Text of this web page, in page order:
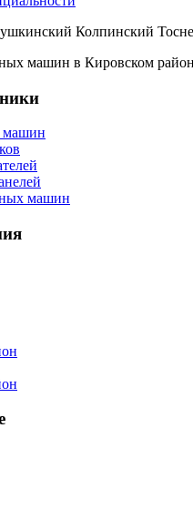
Колпинский
машин в Кировском
машин
машин